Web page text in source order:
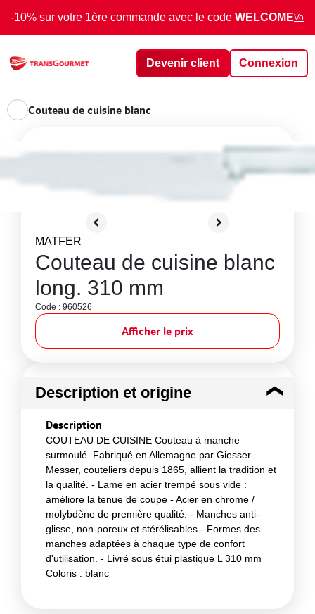
-10% sur votre 1ère commande avec le code WELCOMEVoir
Devenir client Connexion
Couteau de cuisine blanc
MATFER
Couteau de cuisine blanc
long. 310 mm
Code : 960526
Afficher le prix
Description et origine
Description
COUTEAU DE CUISINE Couteau à manche
surmoulé. Fabriqué en Allemagne par Giesser
Messer, couteliers depuis 1865, allient la tradition et
la qualité. - Lame en acier trempé sous vide :
améliore la tenue de coupe - Acier en chrome /
molybdène de première qualité. - Manches anti-
glisse, non-poreux et stérélisables - Formes des
manches adaptées à chaque type de confort
d'utilisation. - Livré sous étui plastique L 310 mm
Coloris : blanc